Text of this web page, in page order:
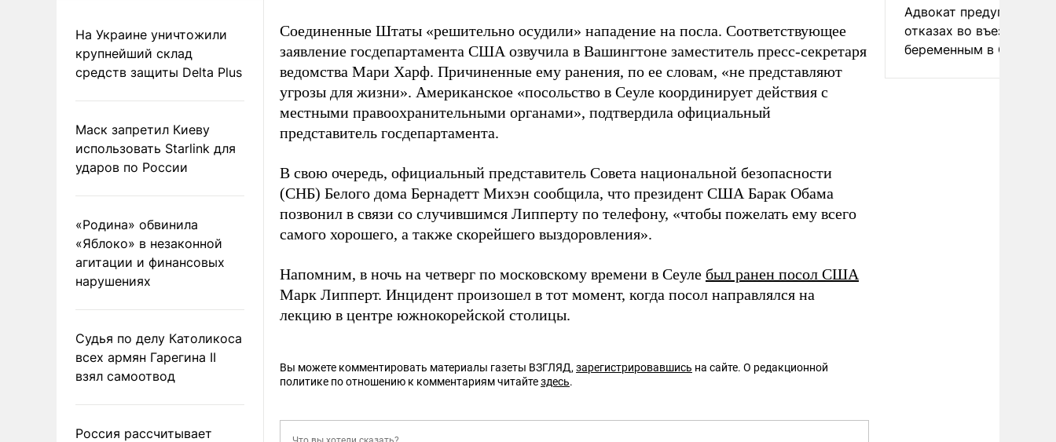
На Украине уничтожили
крупнейший склад
средств защиты Delta Plus
Маск запретил Киеву
использовать Starlink для
ударов по России
«Родина» обвинила
«Яблоко» в незаконной
агитации и финансовых
нарушениях
Судья по делу Католикоса
всех армян Гарегина II
взял самоотвод
Россия рассчитывает
Соединенные Штаты «решительно осудили» нападение на посла. Соответствующее
заявление госдепартамента США озвучила в Вашингтоне заместитель пресс-секретаря
ведомства Мари Харф. Причиненные ему ранения, по ее словам, «не представляют
угрозы для жизни». Американское «посольство в Сеуле координирует действия с
местными правоохранительными органами», подтвердила официальный
представитель госдепартамента.
В свою очередь, официальный представитель Совета национальной безопасности
(СНБ) Белого дома Бернадетт Михэн сообщила, что президент США Барак Обама
позвонил в связи со случившимся Липперту по телефону, «чтобы пожелать ему всего
самого хорошего, а также скорейшего выздоровления».
Напомним, в ночь на четверг по московскому времени в Сеуле был ранен посол США
Марк Липперт. Инцидент произошел в тот момент, когда посол направлялся на
лекцию в центре южнокорейской столицы.
Вы можете комментировать материалы газеты ВЗГЛЯД, зарегистрировавшись на сайте. О редакционной
политике по отношению к комментариям читайтездесь.
Адвокат предупредил
отказах во въезде
беременным в США